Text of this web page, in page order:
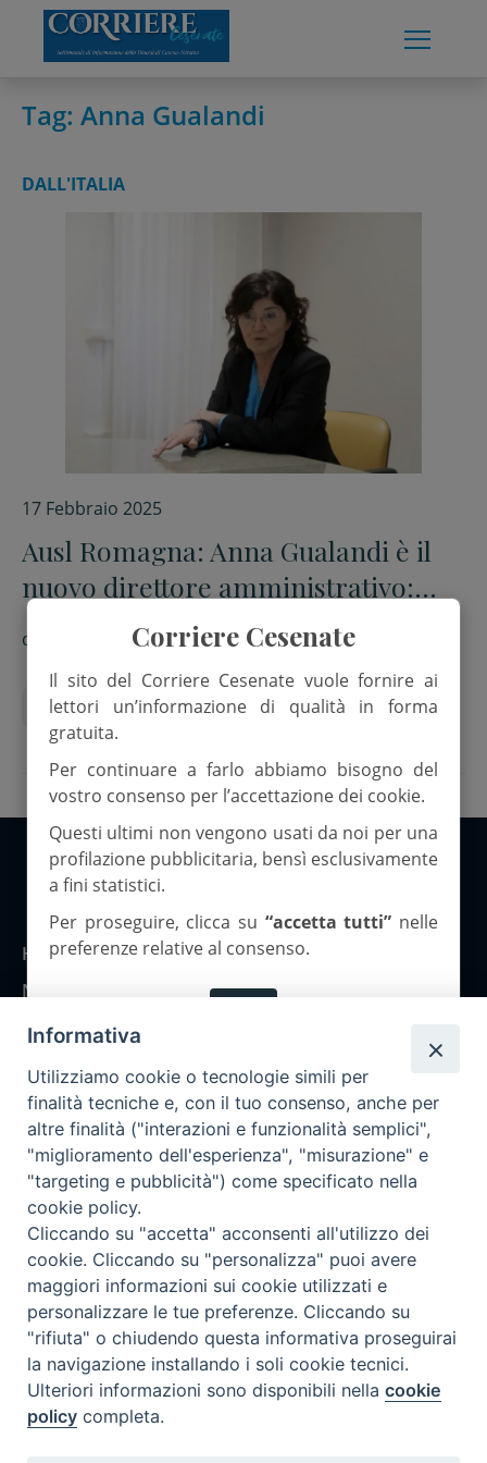
content
Tag: Anna Gualandi
DALL'ITALIA
17 Febbraio 2025
Ausl Romagna: Anna Gualandi è il
nuovo direttore amministrativo:
“Valorizzazione del personale e
digitalizzazione le priorità”
di
Anna Gualandi Ausl Romagna
Copyright 2026 ©Corriere Cesenate
Home
Notizie
Rubriche
Chi siamo
Come abbonarsi
Contatti
Corriere Cesenate
Il sito del Corriere Cesenate vuole fornire ai
lettori un’informazione di qualità in forma
gratuita.
Per continuare a farlo abbiamo bisogno del
vostro consenso per l’accettazione dei cookie.
Questi ultimi non vengono usati da noi per una
profilazione pubblicitaria, bensì esclusivamente
a fini statistici.
Per proseguire, clicca su “accetta tutti” nelle
preferenze relative al consenso.
Informativa
Utilizziamo cookie o tecnologie simili per
finalità tecniche e, con il tuo consenso, anche per
altre finalità ("interazioni e funzionalità semplici",
"miglioramento dell'esperienza", "misurazione" e
"targeting e pubblicità") come specificato nella
cookie policy.
Cliccando su "accetta" acconsenti all'utilizzo dei
cookie. Cliccando su "personalizza" puoi avere
maggiori informazioni sui cookie utilizzati e
personalizzare le tue preferenze. Cliccando su
"rifiuta" o chiudendo questa informativa proseguirai
la navigazione installando i soli cookie tecnici.
Ulteriori informazioni sono disponibili nellacookie
policy completa.